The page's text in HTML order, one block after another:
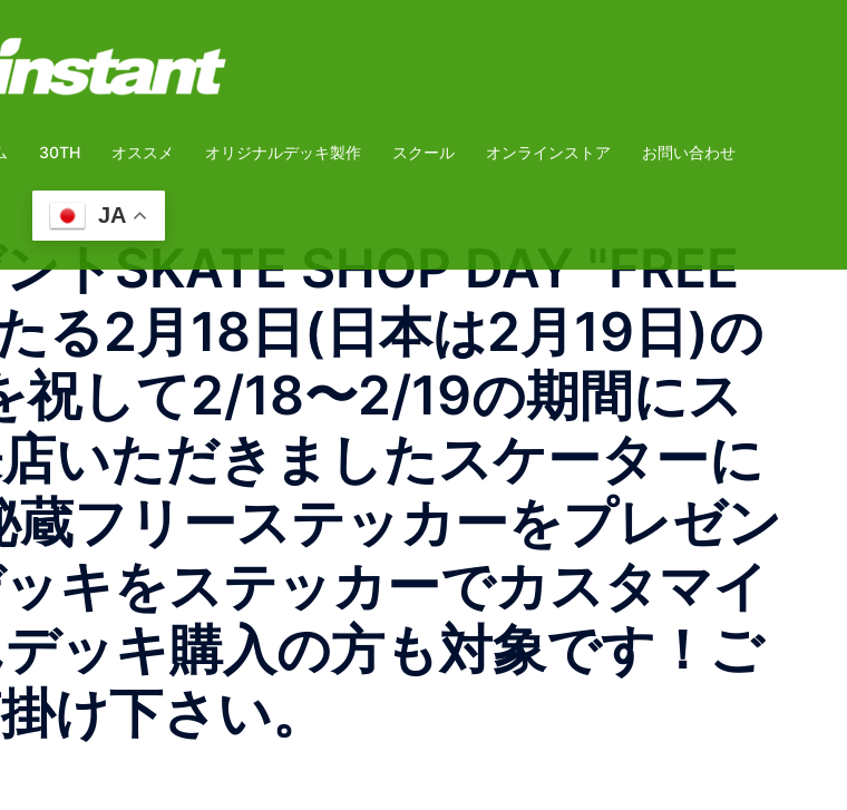
30TH オススメ オリジナルデッキ製作 スクール オンラインストア お問い合わせ
JA
トSKATE SHOP DAY "FREE
る2月18日(日本は2月19日)の
祝して2/18〜2/19の期間にス
いただきましたスケーターに
フリーステッカーをプレゼン
キをステッカーでカスタマイ
ッキ購入の方も対象です！ご
け下さい。